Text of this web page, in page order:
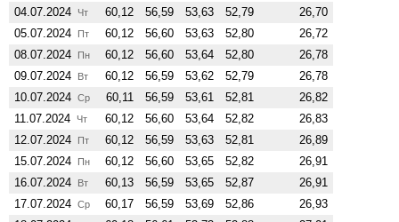
04.07.2024
Чт 60,12 56,59 53,63 52,79
26,70
05.07.2024
Пт 60,12 56,60 53,63 52,80
26,72
08.07.2024
Пн 60,12 56,60 53,64 52,80
26,78
09.07.2024
Вт 60,12 56,59 53,62 52,79
26,78
10.07.2024 Ср 60,11 56,59 53,61 52,81
26,82
11.07.2024
Чт 60,12 56,60 53,64 52,82
26,83
12.07.2024
Пт 60,12 56,59 53,63 52,81
26,89
15.07.2024
Пн 60,12 56,60 53,65 52,82
26,91
16.07.2024
Вт 60,13 56,59 53,65 52,87
26,91
17.07.2024 Ср 60,17 56,59 53,69 52,86
26,93